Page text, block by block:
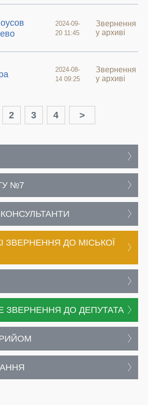
2024-09-
20 11:45
Звернення
у архиві
2024-08-
14 09:25
Звернення
у архиві
2 3 4 >
№7
ЗВЕРНЕННЯ ДО МІСЬКОЇ
ЗВЕРНЕННЯ ДО ДЕПУТАТА